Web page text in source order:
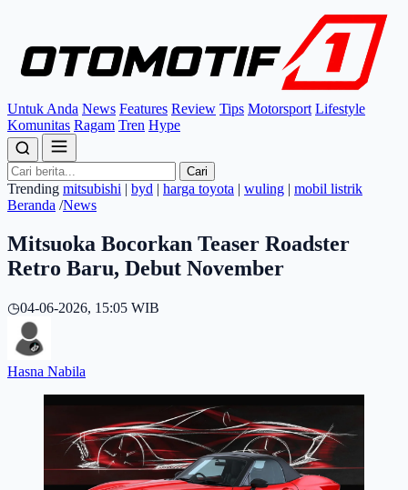
Untuk Anda News Features Review Tips Motorsport Lifestyle
Komunitas Ragam Tren Hype
Cari
Trending mitsubishi | byd | harga toyota | wuling | mobil listrik
Beranda /News
Mitsuoka Bocorkan Teaser Roadster
Retro Baru, Debut November
◷04-06-2026, 15:05 WIB
Hasna Nabila